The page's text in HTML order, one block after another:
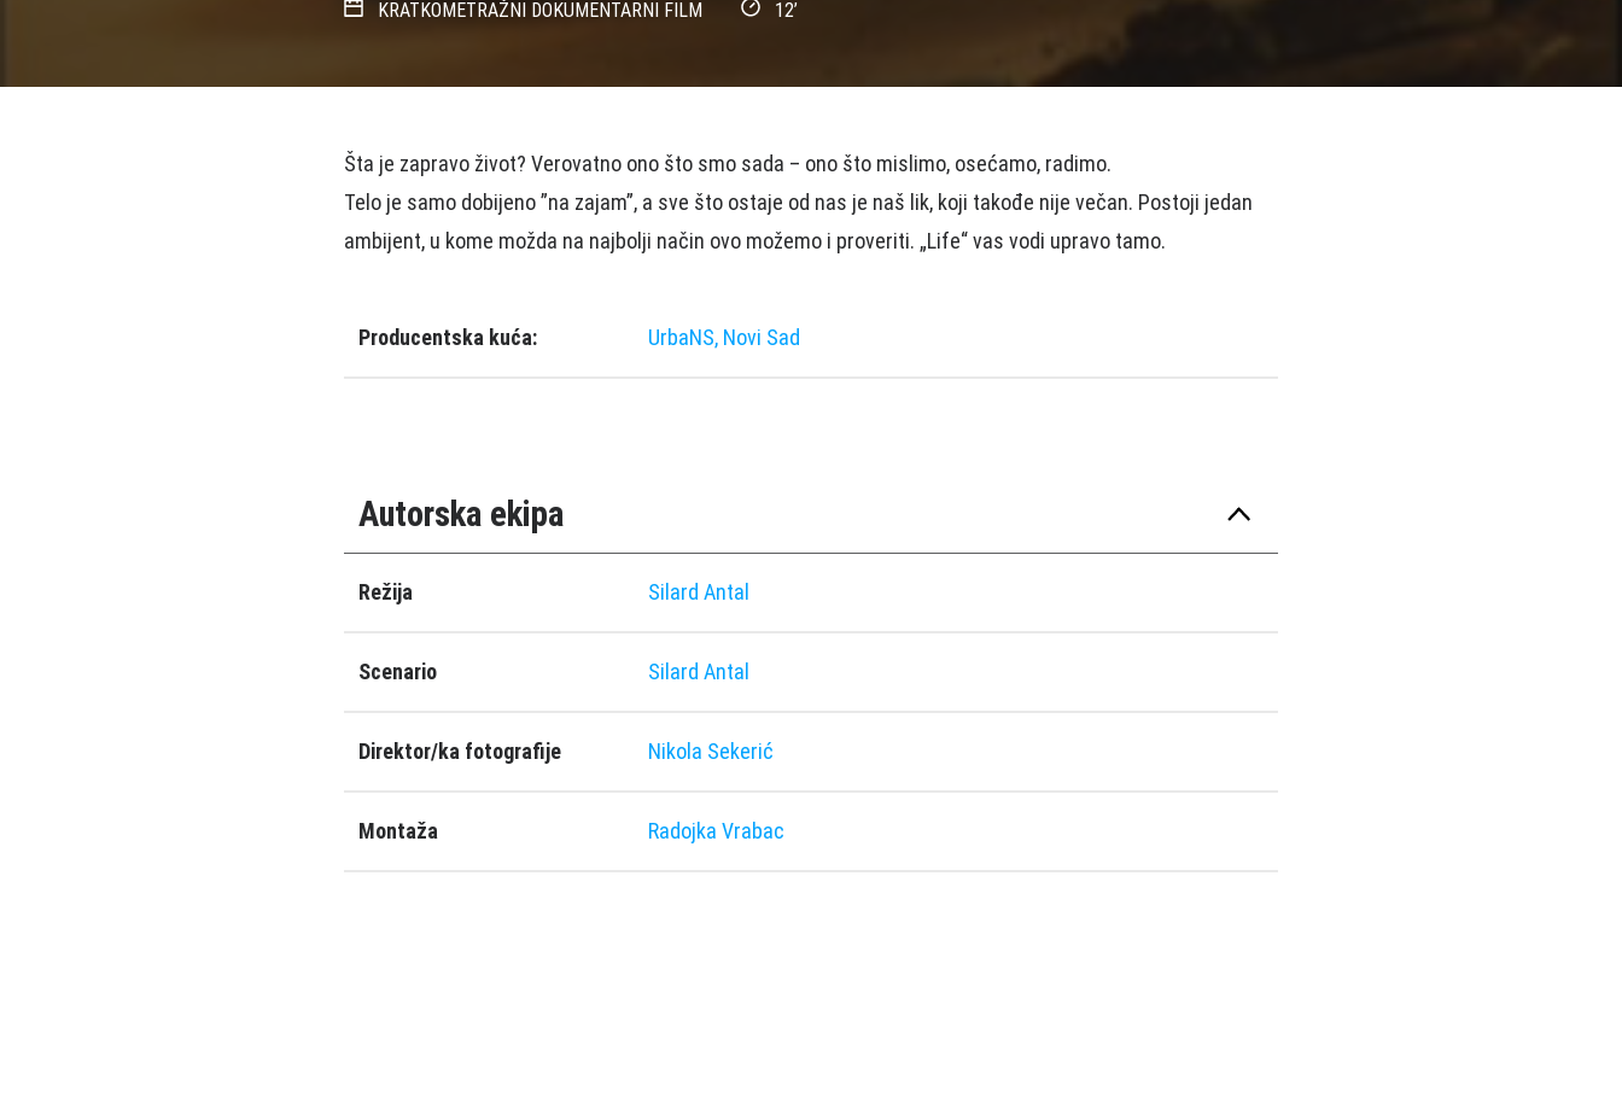
KRATKOMETRAŽNI DOKUMENTARNI FILM 12’
Šta je zapravo život? Verovatno ono što smo sada – ono što mislimo, osećamo, radimo.
Telo je samo dobijeno ”na zajam”, a sve što ostaje od nas je naš lik, koji takođe nije večan. Postoji jedan
ambijent, u kome možda na najbolji način ovo možemo i proveriti. „Life“ vas vodi upravo tamo.
Producentska kuća: UrbaNS, Novi Sad
Autorska ekipa
Režija Silard Antal
Scenario Silard Antal
Direktor/ka fotografije Nikola Sekerić
Montaža Radojka Vrabac